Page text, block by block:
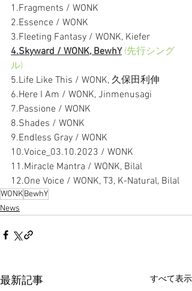
1.Fragments / WONK
2.Essence / WONK
3.Fleeting Fantasy / WONK, Kiefer
4.Skyward / WONK, BewhY (先行シング
ル)
5.Life Like This / WONK, 久保田利伸
6.Here I Am / WONK, Jinmenusagi
7.Passione / WONK
8.Shades / WONK
9.Endless Gray / WONK
10.Voice_03.10.2023 / WONK
11.Miracle Mantra / WONK, Bilal
12.One Voice / WONK, T3, K-Natural, Bilal
WONKBewhY
News
最新記事 すべて表示